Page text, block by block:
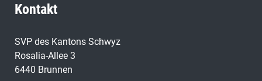
Kontakt
SVP des Kantons Schwyz
Rosalia-Allee 3
6440 Brunnen